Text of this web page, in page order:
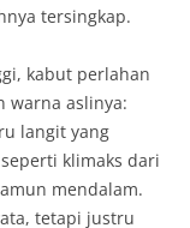
tersingkap.
kabut perlahan
warna aslinya:
langit yang
klimaks dari
mendalam.
tetapi justru